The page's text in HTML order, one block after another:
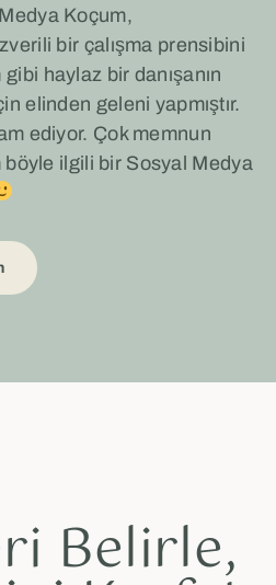
Koçum,
bir çalışma prensibini
haylaz bir danışanın
elinden geleni yapmıştır.
ediyor. Çok memnun
böyle ilgili bir Sosyal Medya
Belirle,